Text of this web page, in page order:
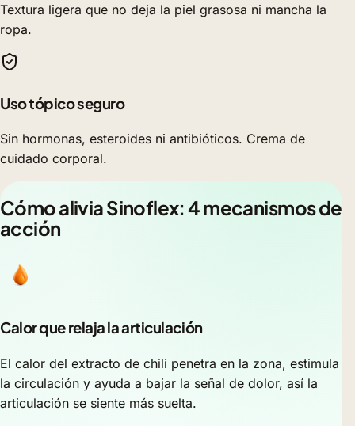
Textura ligera que no deja la piel grasosa ni mancha la
ropa.
Uso tópico seguro
Sin hormonas, esteroides ni antibióticos. Crema de
cuidado corporal.
Cómo alivia Sinoflex: 4 mecanismos de
acción
Calor que relaja la articulación
El calor del extracto de chili penetra en la zona, estimula
la circulación y ayuda a bajar la señal de dolor, así la
articulación se siente más suelta.